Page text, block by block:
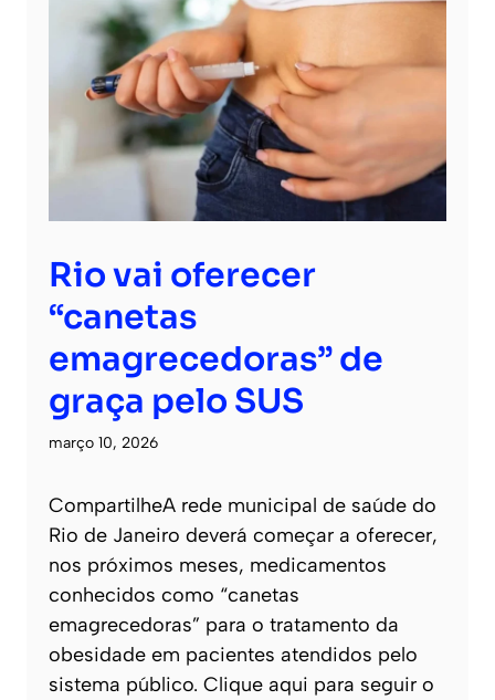
Rio vai oferecer
“canetas
emagrecedoras” de
graça pelo SUS
março 10, 2026
CompartilheA rede municipal de saúde do
Rio de Janeiro deverá começar a oferecer,
nos próximos meses, medicamentos
conhecidos como “canetas
emagrecedoras” para o tratamento da
obesidade em pacientes atendidos pelo
sistema público. Clique aqui para seguir o